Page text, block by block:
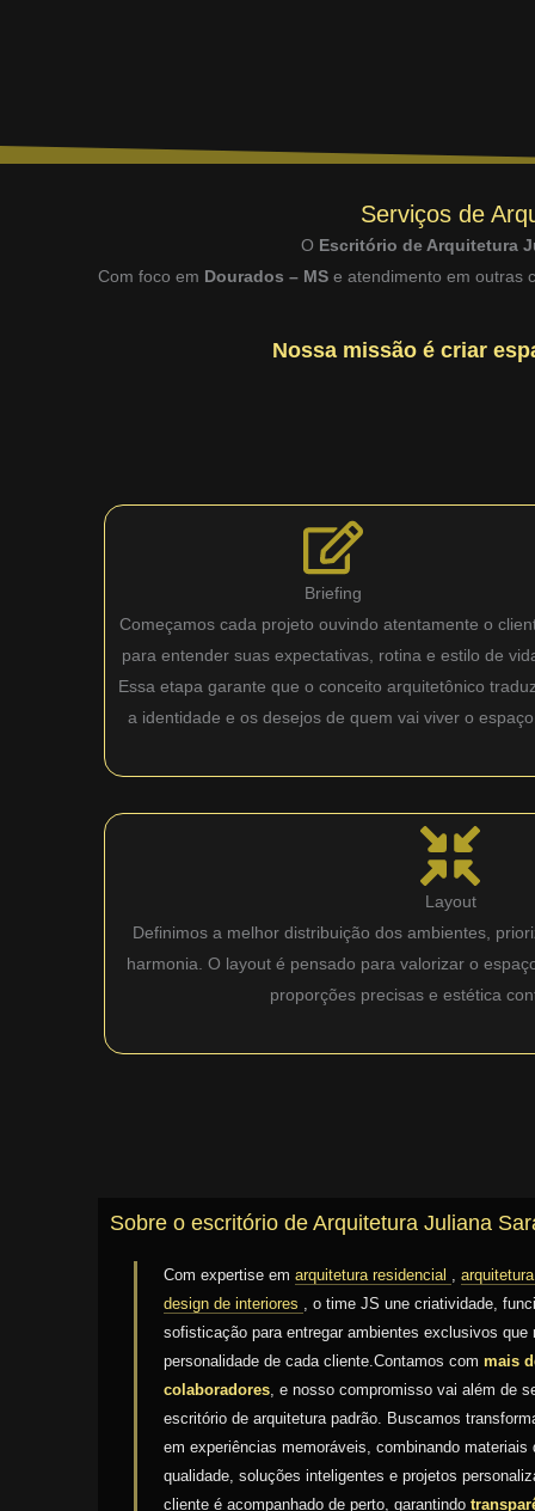
Serviços de
O Escritório de Arquitetura
Com foco em Dourados – MS e atendimento em outras
Nossa missão é criar
Briefing
Começamos cada projeto ouvindo atentamente o
para entender suas expectativas, rotina e estilo de
Essa etapa garante que o conceito arquitetônico
a identidade e os desejos de quem vai viver o
Layout
Definimos a melhor distribuição dos ambientes,
harmonia. O layout é pensado para valorizar o
proporções precisas e estética
Sobre o escritório de Arquitetura Juliana
Com expertise em arquitetura residencial ,
design de interiores , o time JS une criatividade,
sofisticação para entregar ambientes exclusivos que
personalidade de cada cliente.Contamos com mais
colaboradores, e nosso compromisso vai além de
escritório de arquitetura padrão. Buscamos
em experiências memoráveis, combinando materiais
qualidade, soluções inteligentes e projetos
cliente é acompanhado de perto, garantindo